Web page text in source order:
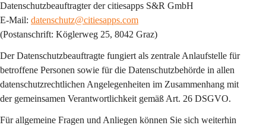
Datenschutzbeauftragter der citiesapps S&R GmbH
E-Mail: datenschutz@citiesapps.com
(Postanschrift: Köglerweg 25, 8042 Graz)
Der Datenschutzbeauftragte fungiert als zentrale Anlaufstelle für
betroffene Personen sowie für die Datenschutzbehörde in allen
datenschutzrechtlichen Angelegenheiten im Zusammenhang mit
der gemeinsamen Verantwortlichkeit gemäß Art. 26 DSGVO.
Für allgemeine Fragen und Anliegen können Sie sich weiterhin